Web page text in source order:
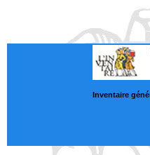
Inventaire